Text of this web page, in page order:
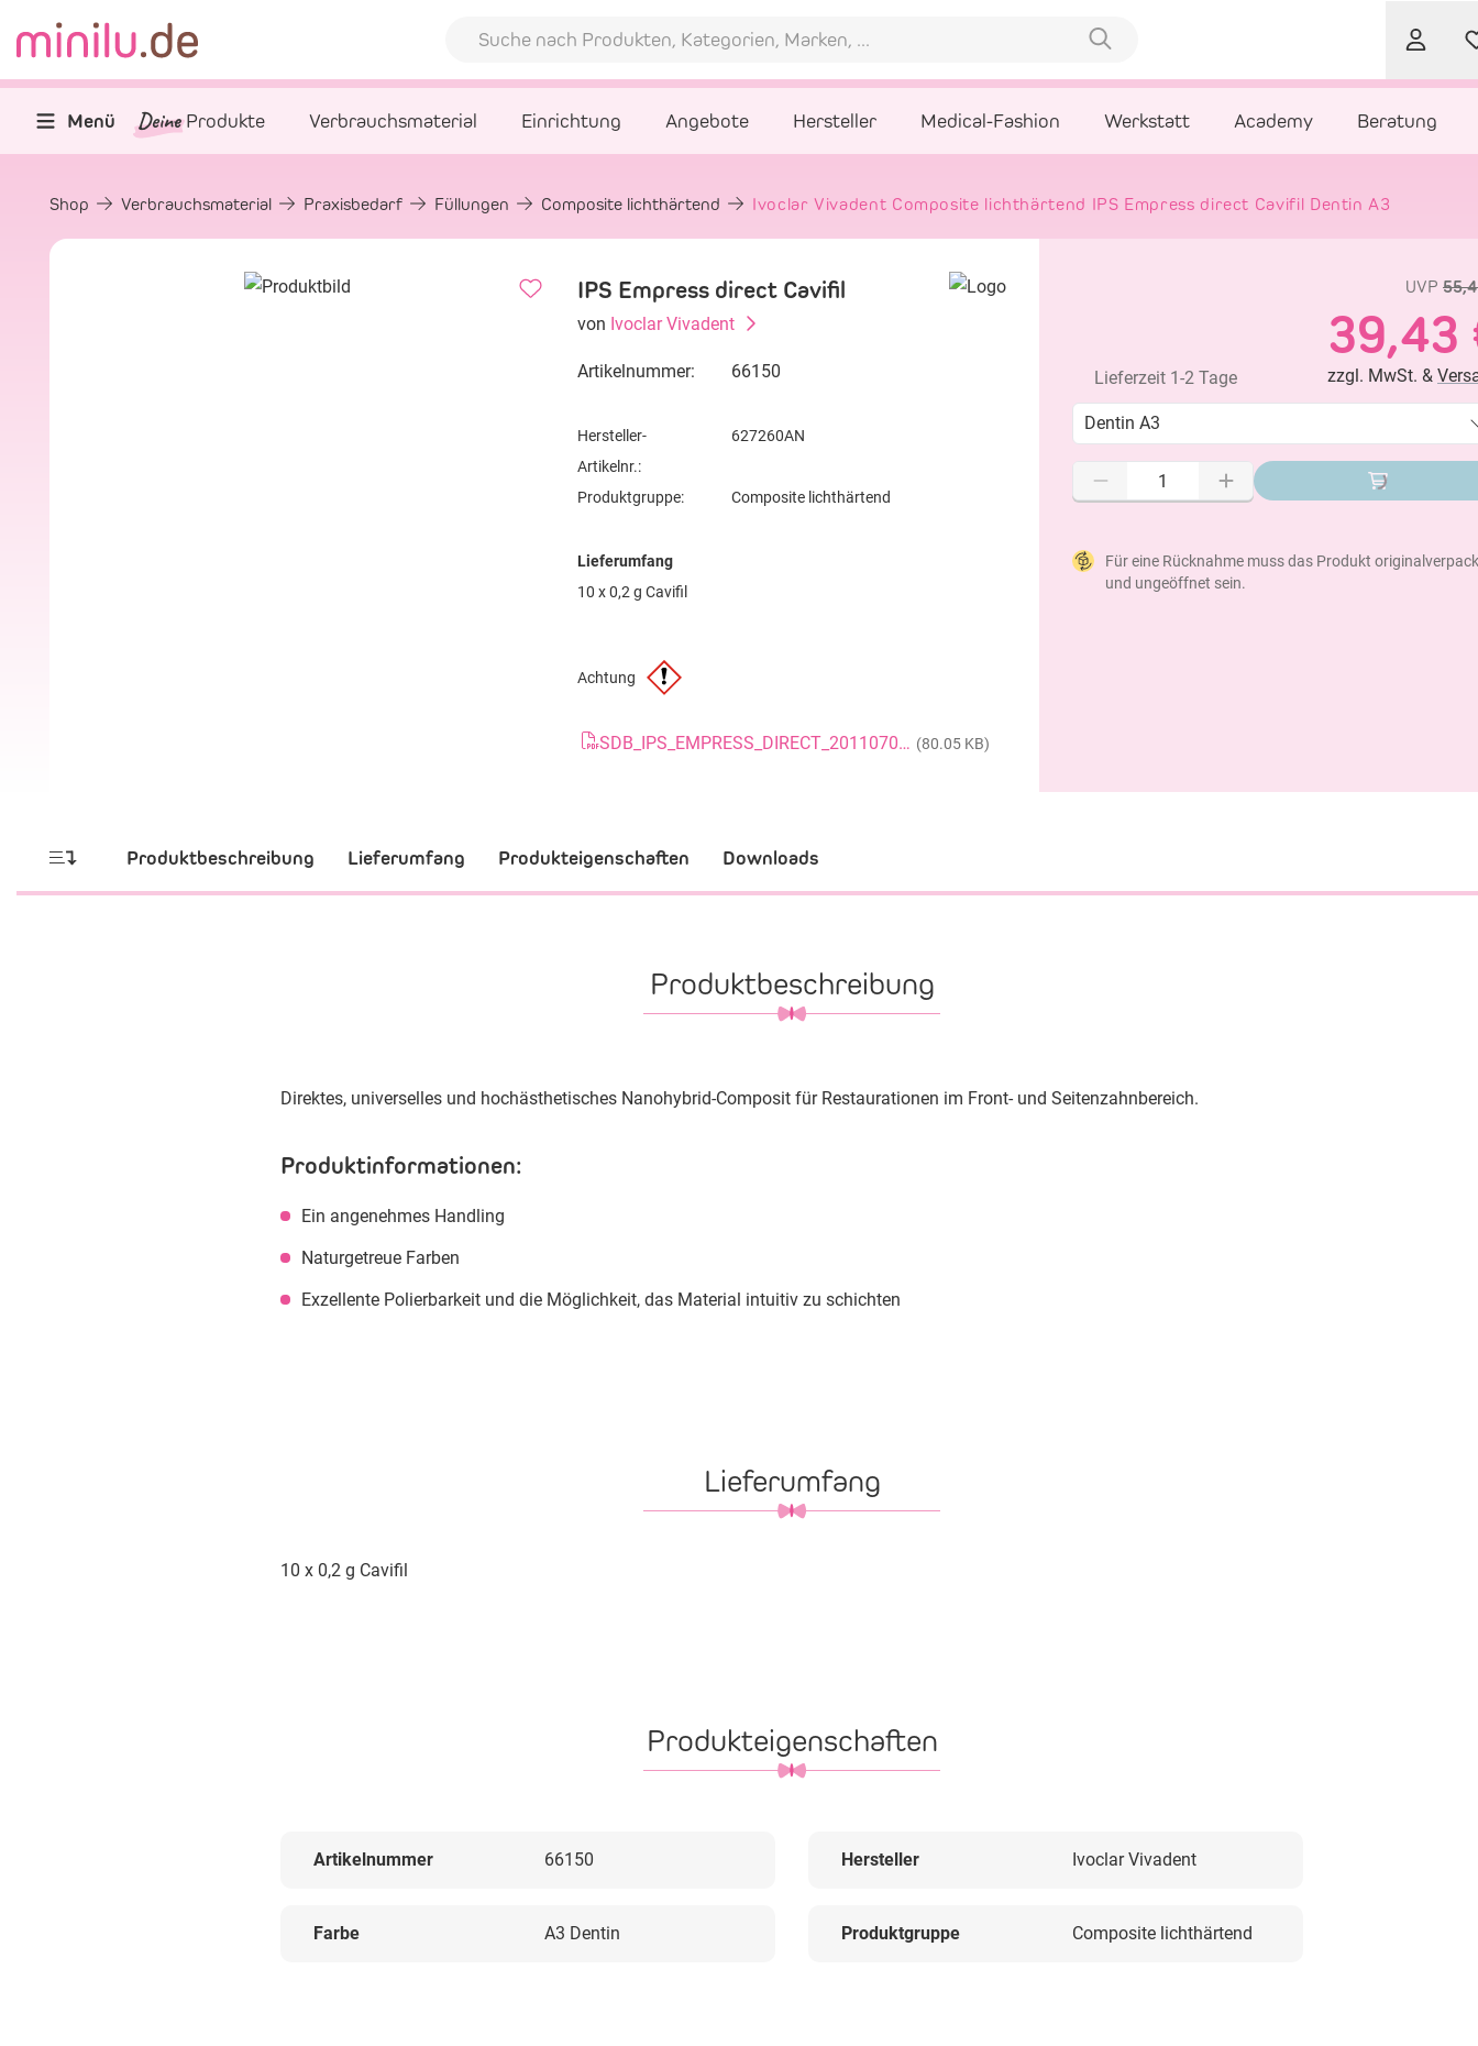
Menü Deine Produkte Verbrauchsmaterial Einrichtung Angebote Hersteller Medical-Fashion Werkstatt Academy Beratung
Shop Verbrauchsmaterial Praxisbedarf Füllungen Composite lichthärtend Ivoclar Vivadent Composite lichthärtend IPS Empress direct Cavifil Dentin A3
IPS Empress direct Cavifil
von Ivoclar Vivadent
Artikelnummer: 66150
Hersteller-
Artikelnr.:
627260AN
Produktgruppe: Composite lichthärtend
Lieferumfang
10 x 0,2 g Cavifil
Achtung
SDB_IPS_EMPRESS_DIRECT_20110707_GB (80.05 KB)
UVP
39,43
Lieferzeit 1-2 Tage zzgl. MwSt. &
Dentin A3
Für eine Rücknahme muss das Produkt
und ungeöffnet sein.
Produktbeschreibung Lieferumfang Produkteigenschaften Downloads
Produktbeschreibung
Direktes, universelles und hochästhetisches Nanohybrid-Composit für Restaurationen im Front- und Seitenzahnbereich.
Produktinformationen:
Ein angenehmes Handling
Naturgetreue Farben
Exzellente Polierbarkeit und die Möglichkeit, das Material intuitiv zu schichten
Lieferumfang
10 x 0,2 g Cavifil
Produkteigenschaften
Artikelnummer 66150 Hersteller Ivoclar Vivadent
Farbe A3 Dentin Produktgruppe Composite lichthärtend